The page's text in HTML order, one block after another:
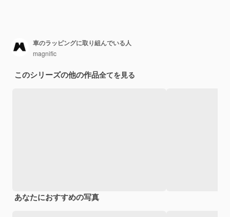
車のラッピングに取り組んでいる人
magnific
このシリーズの他の作品全てを見る
あなたにおすすめの写真